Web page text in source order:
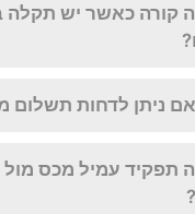
קורה כאשר יש תקלה
ניתן לדחות תשלום
תפקיד עמיל מכס